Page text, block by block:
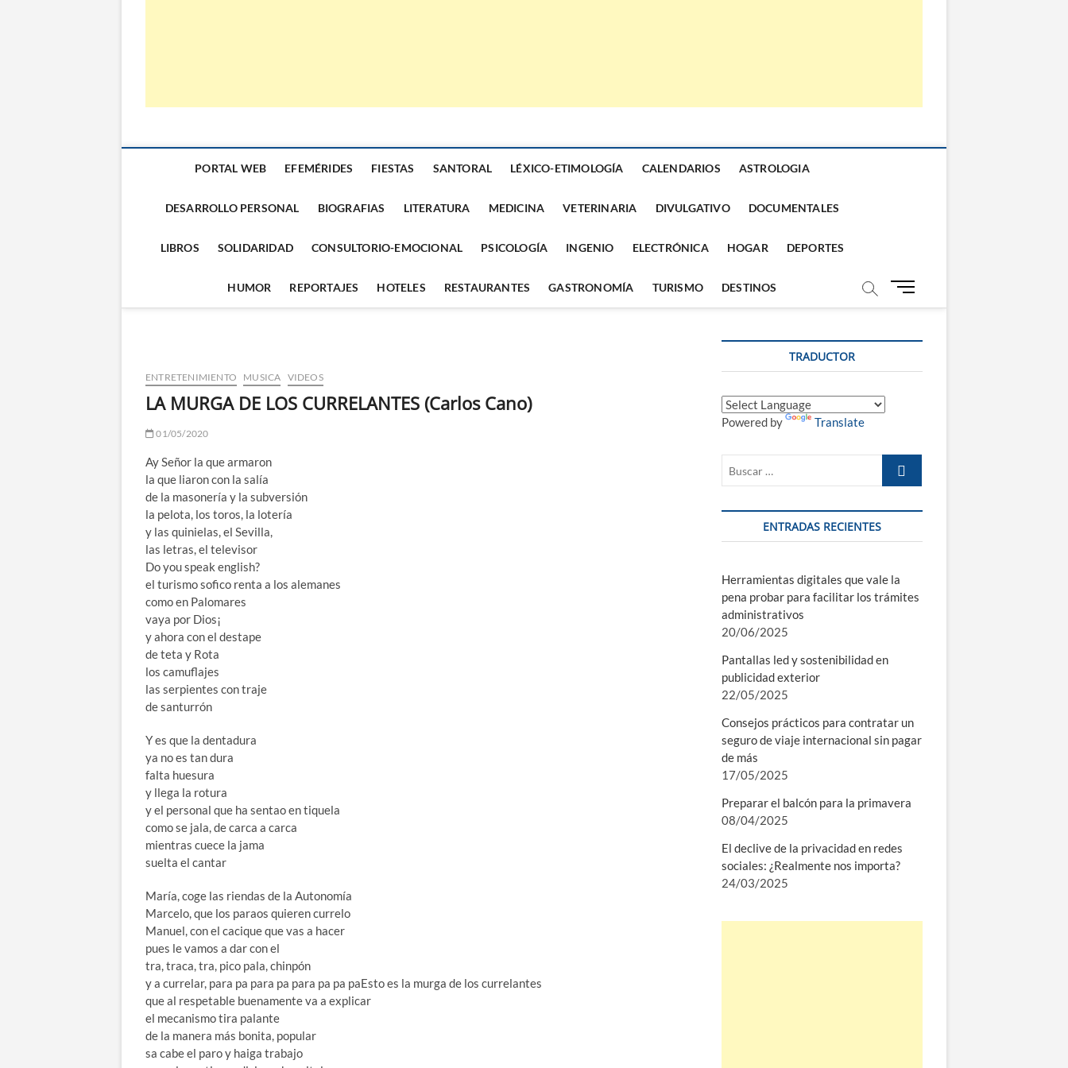
PORTAL WEB EFEMÉRIDES FIESTAS SANTORAL LÉXICO-ETIMOLOGÍA CALENDARIOS ASTROLOGIA
DESARROLLO PERSONAL BIOGRAFIAS LITERATURA MEDICINA VETERINARIA DIVULGATIVO DOCUMENTALES
LIBROS SOLIDARIDAD CONSULTORIO-EMOCIONAL PSICOLOGÍA INGENIO ELECTRÓNICA HOGAR DEPORTES
HUMOR REPORTAJES HOTELES RESTAURANTES GASTRONOMÍA TURISMO DESTINOS
B
ó
d
ENTRETENIMIENTO MUSICA VIDEOS
LA MURGA DE LOS CURRELANTES (Carlos Cano)
01/05/2020
Ay Señor la que armaron
la que liaron con la salía
de la masonería y la subversión
la pelota, los toros, la lotería
y las quinielas, el Sevilla,
las letras, el televisor
Do you speak english?
el turismo sofico renta a los alemanes
como en Palomares
vaya por Dios¡
y ahora con el destape
de teta y Rota
los camuflajes
las serpientes con traje
de santurrón
Y es que la dentadura
ya no es tan dura
falta huesura
y llega la rotura
y el personal que ha sentao en tiquela
como se jala, de carca a carca
mientras cuece la jama
suelta el cantar
María, coge las riendas de la Autonomía
Marcelo, que los paraos quieren currelo
Manuel, con el cacique que vas a hacer
pues le vamos a dar con el
tra, traca, tra, pico pala, chinpón
y a currelar, para pa para pa para pa pa paEsto es la murga de los currelantes
que al respetable buenamente va a explicar
el mecanismo tira palante
de la manera más bonita, popular
sa cabe el paro y haiga trabajo
TRADUCTOR
Powered by Translate
Buscar
ENTRADAS RECIENTES
Herramientas digitales que vale la
pena probar para facilitar los trámites
administrativos
20/06/2025
Pantallas led y sostenibilidad en
publicidad exterior
22/05/2025
Consejos prácticos para contratar un
seguro de viaje internacional sin pagar
de más
17/05/2025
Preparar el balcón para la primavera
08/04/2025
El declive de la privacidad en redes
sociales: ¿Realmente nos importa?
24/03/2025